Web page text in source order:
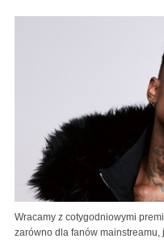
Wracamy z cotygodniowymi
zarówno dla fanów